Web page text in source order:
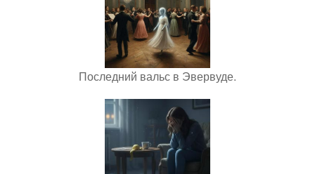
Последний вальс в Эвервуде.